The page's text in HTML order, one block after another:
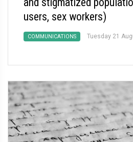
users, sex workers)
COMMUNICATIONS Tuesday 21